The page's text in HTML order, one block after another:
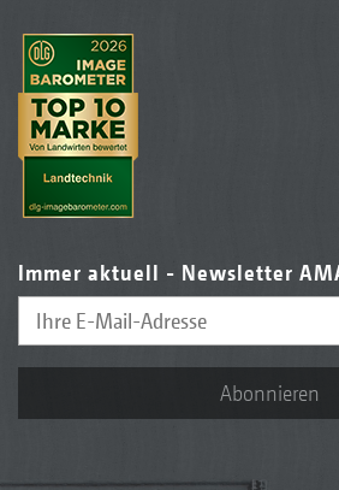
Immer aktuell - Newsletter
Abonnieren